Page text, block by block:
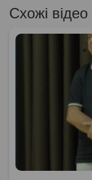
Схожі відео